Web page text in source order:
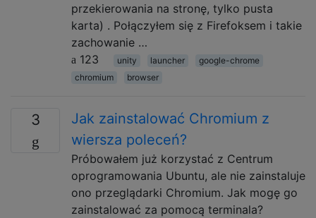
przekierowania na stronę, tylko pusta
karta) . Połączyłem się z Firefoksem i takie
zachowanie …
123
unity launcher
google-chrome
chromium
browser
3
Jak zainstalować Chromium z
wiersza poleceń?
Próbowałem już korzystać z Centrum
oprogramowania Ubuntu, ale nie zainstaluje
ono przeglądarki Chromium. Jak mogę go
zainstalować za pomocą terminala?